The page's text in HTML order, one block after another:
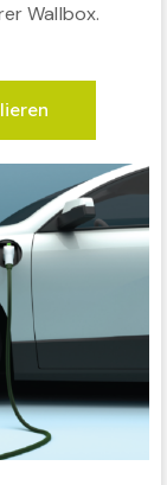
Wallbox.